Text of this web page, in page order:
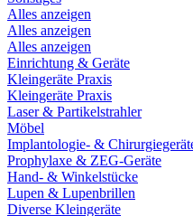
Alles anzeigen
Alles anzeigen
Alles anzeigen
Einrichtung & Geräte
Kleingeräte Praxis
Kleingeräte Praxis
Laser & Partikelstrahler
Möbel
Implantologie- &
Prophylaxe & ZEG-Geräte
Hand- & Winkelstücke
Lupen & Lupenbrillen
Diverse Kleingeräte